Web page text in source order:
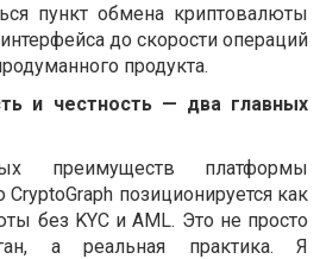
пункт обмена криптовалюты
до скорости операций
продукта.
и честность — два главных
преимуществ платформы
позиционируется как
без KYC и AML. Это не просто
а реальная практика. Я